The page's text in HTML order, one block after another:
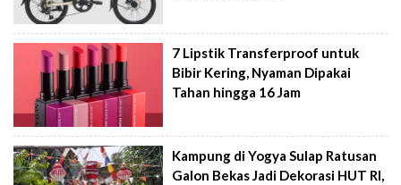
7 Lipstik Transferproof untuk
Bibir Kering, Nyaman Dipakai
Tahan hingga 16 Jam
Kampung di Yogya Sulap Ratusan
Galon Bekas Jadi Dekorasi HUT RI,